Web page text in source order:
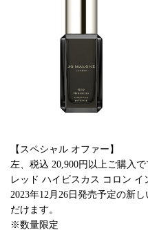
【スペシャル オファー】
左、税込 20,900円以上ご購入で
レッド ハイビスカス コロン イ
2023年12月26日発売予定の新
だけます。
※数量限定